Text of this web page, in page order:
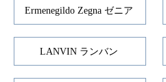
Ermenegildo Zegna ゼニア
LANVIN ランバン